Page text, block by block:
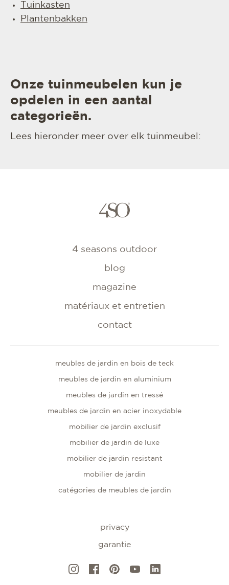
Tuinkasten
Plantenbakken
Onze tuinmeubelen kun je
opdelen in een aantal
categorieën.
Lees hieronder meer over elk tuinmeubel:
4 seasons outdoor
blog
magazine
matériaux et entretien
contact
meubles de jardin en bois de teck
meubles de jardin en aluminium
meubles de jardin en tressé
meubles de jardin en acier inoxydable
mobilier de jardin exclusif
mobilier de jardin de luxe
mobilier de jardin resistant
mobilier de jardin
catégories de meubles de jardin
privacy
garantie